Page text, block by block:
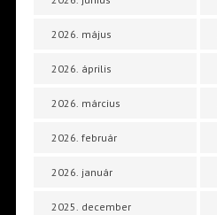
2026. május
2026. április
2026. március
2026. február
2026. január
2025. december